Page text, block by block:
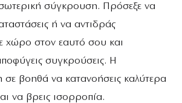
σύγκρουση. Πρόσεξε να
ή να αντιδράς
χώρο στον εαυτό σου και
συγκρούσεις. Η
βοηθά να κατανοήσεις καλύτερα
να βρεις ισορροπία.